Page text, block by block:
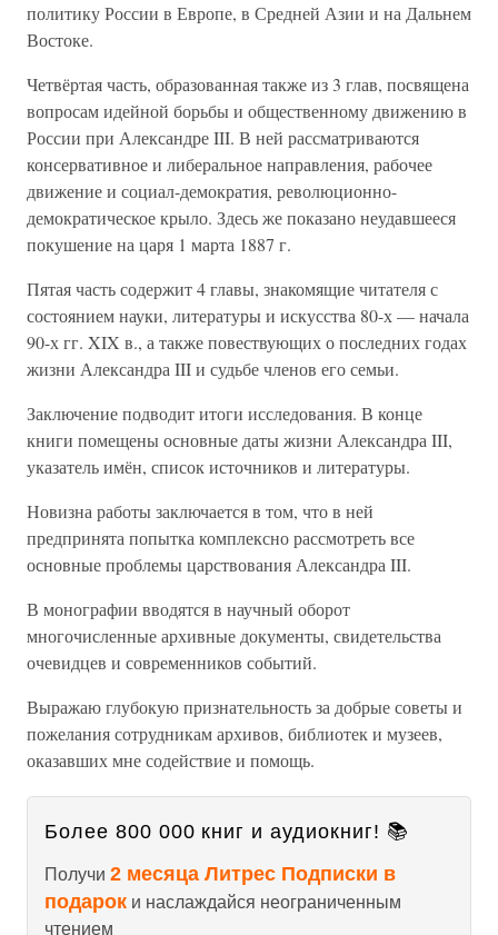
политику России в Европе, в Средней Азии и на Дальнем
Востоке.
Четвёртая часть, образованная также из 3 глав, посвящена
вопросам идейной борьбы и общественному движению в
России при Александре III. В ней рассматриваются
консервативное и либеральное направления, рабочее
движение и социал-демократия, революционно-
демократическое крыло. Здесь же показано неудавшееся
покушение на царя 1 марта 1887 г.
Пятая часть содержит 4 главы, знакомящие читателя с
состоянием науки, литературы и искусства 80-х — начала
90-х гг. XIX в., а также повествующих о последних годах
жизни Александра III и судьбе членов его семьи.
Заключение подводит итоги исследования. В конце
книги помещены основные даты жизни Александра III,
указатель имён, список источников и литературы.
Новизна работы заключается в том, что в ней
предпринята попытка комплексно рассмотреть все
основные проблемы царствования Александра III.
В монографии вводятся в научный оборот
многочисленные архивные документы, свидетельства
очевидцев и современников событий.
Выражаю глубокую признательность за добрые советы и
пожелания сотрудникам архивов, библиотек и музеев,
оказавших мне содействие и помощь.
Более 800 000 книг и аудиокниг! 📚
Получи 2 месяца Литрес Подписки в
подарок и наслаждайся неограниченным
чтением